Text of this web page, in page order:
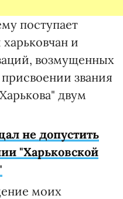
поступает
и
возмущенных
звания
двум
не допустить
"Харьковской
моих